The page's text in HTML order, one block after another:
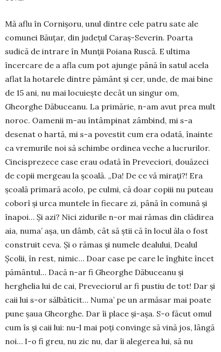
Mă aflu în Cornișoru, unul dintre cele patru sate ale
comunei Băuțar, din județul Caraș-Severin. Poarta
sudică de intrare în Munții Poiana Ruscă. E ultima
încercare de a afla cum pot ajunge până în satul acela
aflat la hotarele dintre pământ și cer, unde, de mai bine
de 15 ani, nu mai locuiește decât un singur om,
Gheorghe Dăbuceanu. La primărie, n-am avut prea mult
noroc. Oa­menii m-au întâm­pinat zâmbind, mi s-a
desenat o hartă, mi s-a poves­tit cum era odată, înainte
ca vremurile noi să schim­be ordinea veche a lucrurilor.
Cincispre­zece case erau odată în Preveciori, două­zeci
de copii mergeau la școală. „Da! De ce vă mirați?! Era
școală prima­ră acolo, pe culmi, că doar copiii nu puteau
coborî și urca muntele în fiecare zi, până în comună și
înapoi… Și azi? Nici zidurile n-or mai rămas din clădirea
aia, numa’ așa, un dâmb, cât să știi că în locul ăla o fost
construit ceva. Și o rămas și numele dealului, Dealul
Școlii, în rest, nimic… Doar case pe care le înghite încet
pămân­tul… Dacă n-ar fi Gheorghe Dăbuceanu și
herghelia lui de cai, Preve­ciorul ar fi pustiu de tot! Dar și
caii lui s-or sălbă­ticit… Numa’ pe un armăsar mai poate
pune șaua Gheorghe. Dar îi place și-așa. S-o făcut omul
cum îs și caii lui: nu-l mai poți convinge să vină jos, lângă
noi… I-o fi greu, nu zic nu, dar îi alegerea lui, să nu